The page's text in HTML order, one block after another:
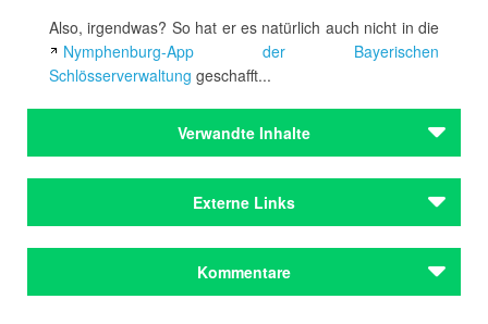
Also, irgendwas? So hat er es natürlich auch nicht in die
Nymphenburg-App der Bayerischen
Schlösserverwaltung geschafft...
Verwandte Inhalte
Autoren
Externe Links
Literatur über Mori Ôgai im BVB
Kommentare